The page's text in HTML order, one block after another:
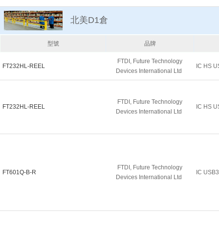
北美D1倉
型號 品牌
FT232HL-REEL
FTDI, Future Technology
Devices International Ltd
IC HS
FT232HL-REEL
FTDI, Future Technology
Devices International Ltd
IC HS
FT601Q-B-R
FTDI, Future Technology
Devices International Ltd
IC